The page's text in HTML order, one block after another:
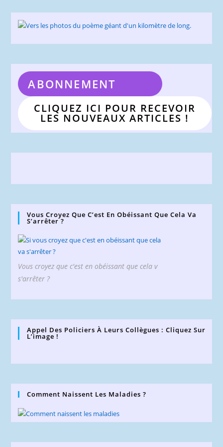
ABONNEMENT
CLIQUEZ ICI POUR RECEVOIR
LES NOUVEAUX ARTICLES !
Vous Croyez Que C’est En Obéissant Que Cela Va
S’arrêter ?
Vous croyez que c'est en obéissant que cela v
s'arrêter ?
Appel Des Policiers À Leurs Collègues : Cliquez Sur
L’image !
Comment Naissent Les Maladies ?